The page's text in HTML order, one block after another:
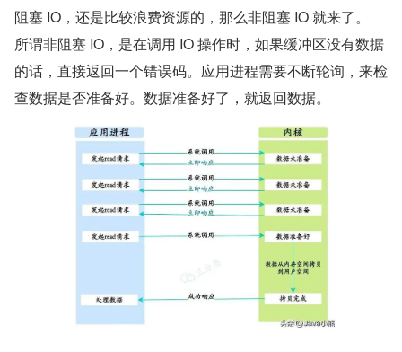
阻塞 IO，还是比较浪费资源的，那么非阻塞 IO 就来了。
所谓非阻塞 IO，是在调用 IO 操作时，如果缓冲区没有数据
的话，直接返回一个错误码。应用进程需要不断轮询，来检
查数据是否准备好。数据准备好了，就返回数据。